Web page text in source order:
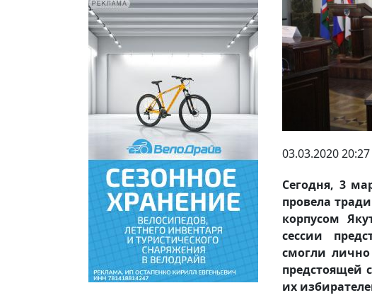
03.03.2020 20:27
Сегодня, 3
провела
корпусом
сессии
смогли
предстоящей
их